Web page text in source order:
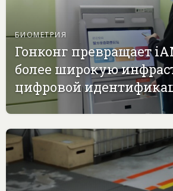
БИОМЕТРИЯ
Гонконг превращает
более широкую
цифровой